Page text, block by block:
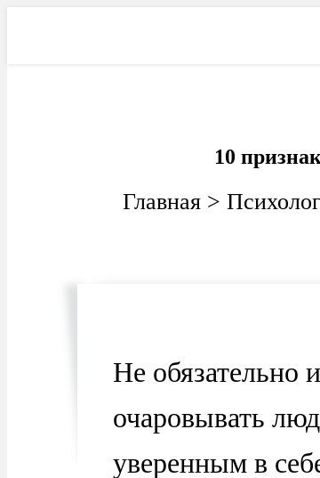
10
Главная>
Не обязательно
очаровывать
уверенным в